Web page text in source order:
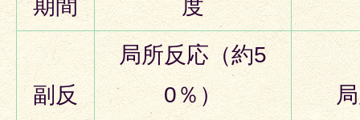
期間
度
副反
局所反応（約5
0％）